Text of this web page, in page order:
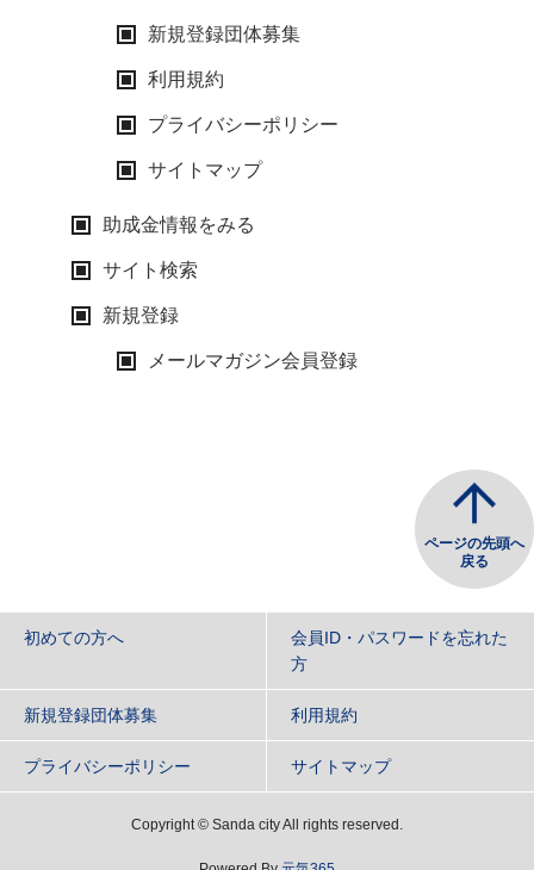
新規登録団体募集
利用規約
プライバシーポリシー
サイトマップ
助成金情報をみる
サイト検索
新規登録
メールマガジン会員登録
ページの先頭へ
戻る
初めての方へ
会員ID・パスワードを忘れた
方
新規登録団体募集 利用規約
プライバシーポリシー サイトマップ
Copyright© Sanda city All rights reserved.